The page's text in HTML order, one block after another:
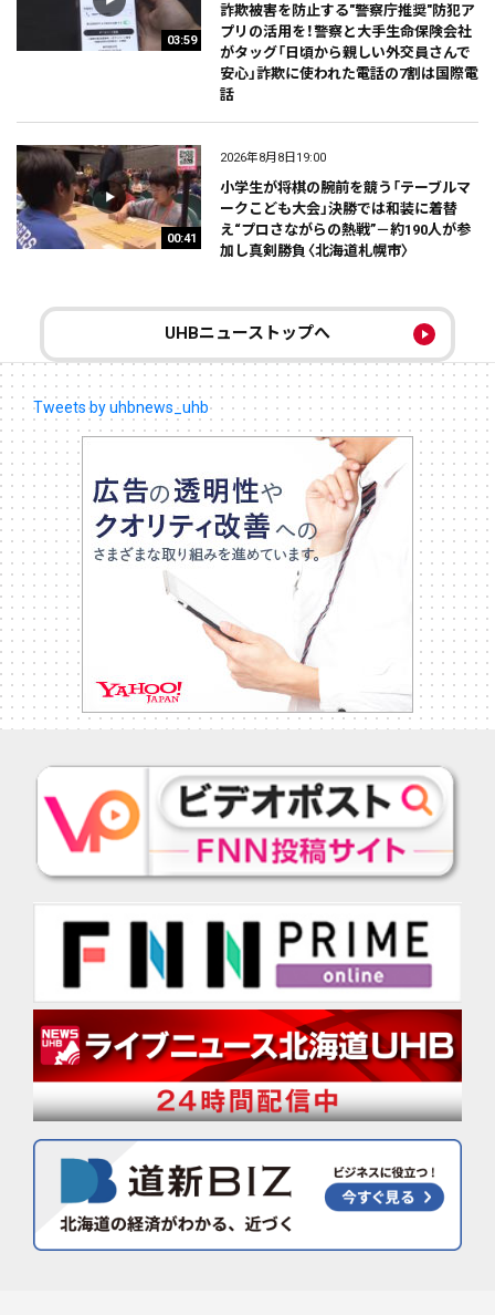
03:59
詐欺被害を防止する"警察庁推奨"防犯ア
プリの活用を！警察と大手生命保険会社
がタッグ「日頃から親しい外交員さんで
安心」詐欺に使われた電話の7割は国際電
話
00:41
2026年8月8日19:00
小学生が将棋の腕前を競う「テーブルマ
ークこども大会」決勝では和装に着替
え“プロさながらの熱戦”－約190人が参
加し真剣勝負〈北海道札幌市〉
UHBニューストップへ
Tweets by uhbnews_uhb